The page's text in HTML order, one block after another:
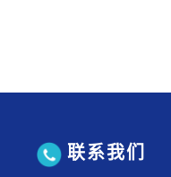
联系我们